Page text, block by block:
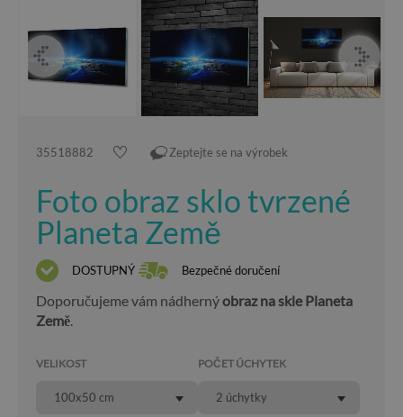
35518882 Zeptejte se na výrobek
Foto obraz sklo tvrzené
Planeta Země
DOSTUPNÝ Bezpečné doručení
Doporučujeme vám nádhernýobraz na skle Planeta
Země.
VELIKOST
100x50 cm
POČET ÚCHYTEK
2 úchytky